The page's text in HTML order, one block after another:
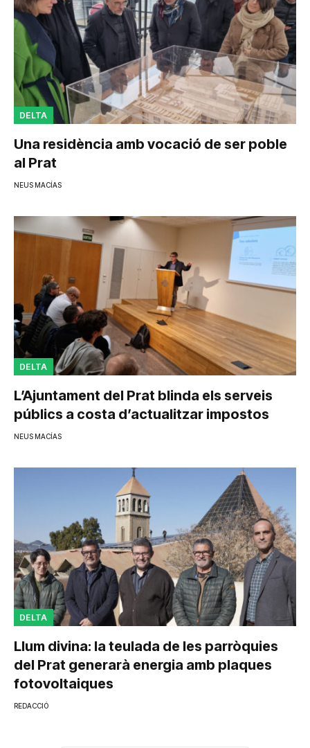
DELTA
Una residència amb vocació de ser poble
al Prat
NEUS MACÍAS
DELTA
L’Ajuntament del Prat blinda els serveis
públics a costa d’actualitzar impostos
NEUS MACÍAS
DELTA
Llum divina: la teulada de les parròquies
del Prat generarà energia amb plaques
fotovoltaiques
REDACCIÓ